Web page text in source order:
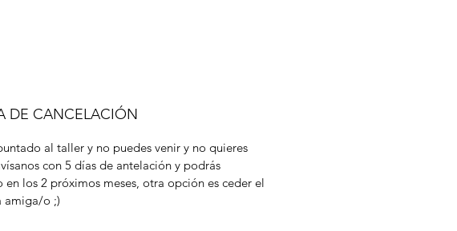
DE CANCELACIÓN
al taller y no puedes venir y no quieres
con 5 días de antelación y podrás
en los 2 próximos meses, otra opción es ceder el
amiga/o ;)